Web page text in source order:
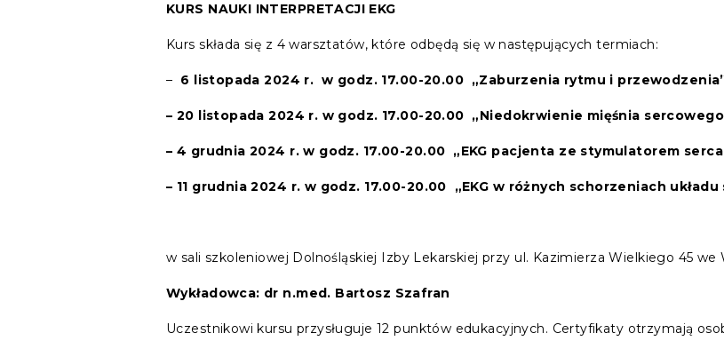
KURS NAUKI INTERPRETACJI EKG
Kurs składa się z 4 warsztatów, które odbędą się w następujących termiach:
– 6 listopada 2024 r. w godz. 17.00-20.00 „Zaburzenia rytmu i
– 20 listopada 2024 r. w godz. 17.00-20.00 „Niedokrwienie mięśnia
– 4 grudnia 2024 r. w godz. 17.00-20.00 „EKG pacjenta ze stymulatorem
– 11 grudnia 2024 r. w godz. 17.00-20.00 „EKG w różnych schorzeniach
w sali szkoleniowej Dolnośląskiej Izby Lekarskiej przy ul. Kazimierza Wielkiego 45 we
Wykładowca: dr n.med. Bartosz Szafran
Uczestnikowi kursu przysługuje 12 punktów edukacyjnych. Certyfikaty otrzymają